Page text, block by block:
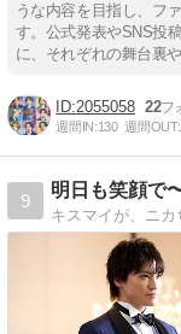
うな内容を目指し、フ
す。公式発表やSNS投
に、それぞれの舞台裏
2055058 22
週間IN:130 週間OUT:
9
明日も笑顔で
キスマイが、ニカ